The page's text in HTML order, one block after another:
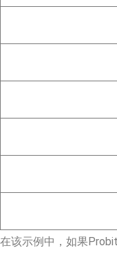
在该示例中，如果